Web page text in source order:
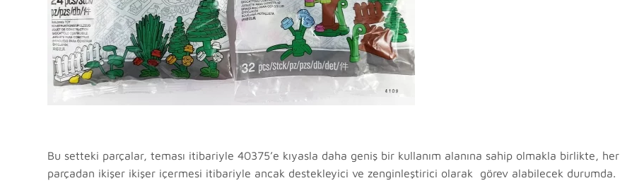
Bu setteki parçalar, teması itibariyle 40375’e kıyasla daha geniş bir kullanım alanına sahip olmakla birlikte, her
parçadan ikişer ikişer içermesi itibariyle ancak destekleyici ve zenginleştirici olarak görev alabilecek durumda.